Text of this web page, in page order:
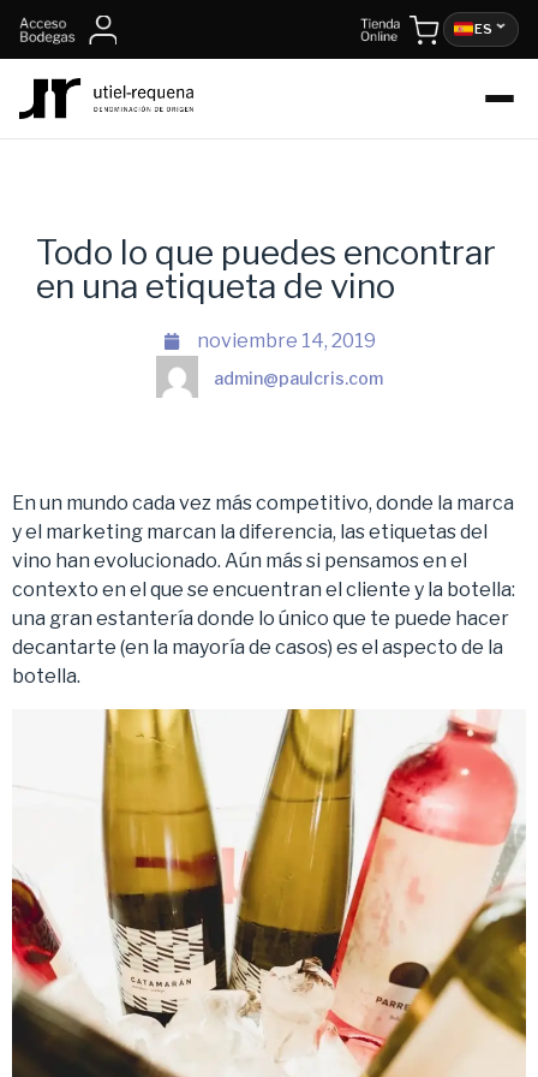
ES
Todo lo que puedes encontrar
en una etiqueta de vino
noviembre 14, 2019
admin@paulcris.com
En un mundo cada vez más competitivo, donde la marca
y el marketing marcan la diferencia, las etiquetas del
vino han evolucionado. Aún más si pensamos en el
contexto en el que se encuentran el cliente y la botella:
una gran estantería donde lo único que te puede hacer
decantarte (en la mayoría de casos) es el aspecto de la
botella.